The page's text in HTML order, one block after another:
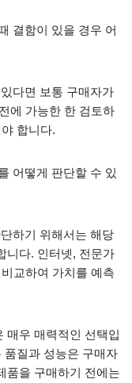
결함이 있을 경우 어
다면 보통 구매자가
에 가능한 한 검토하
합니다.
어떻게 판단할 수 있
하기 위해서는 해당
니다. 인터넷, 전문가
교하여 가치를 예측
매우 매력적인 선택입
품질과 성능은 구매자
품을 구매하기 전에는